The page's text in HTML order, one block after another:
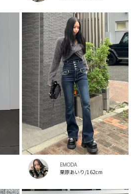
EMODA
栗原あいり/162cm